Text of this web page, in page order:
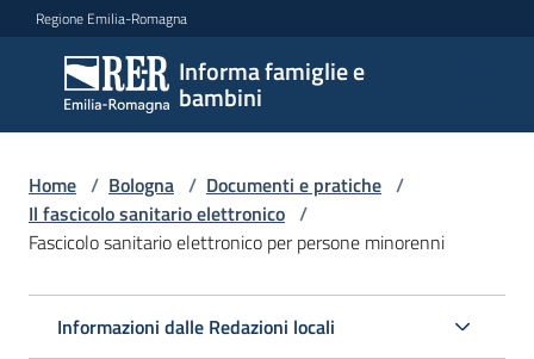
Vai al contenuto
Vai alla navigazione
Vai al footer
Regione Emilia-Romagna
Informa famiglie e
bambini
Informa
famiglie
e
bambini
Home / Bologna / Documenti e pratiche /
Il fascicolo sanitario elettronico /
Fascicolo sanitario elettronico per persone minorenni
Informazioni dalle Redazioni locali